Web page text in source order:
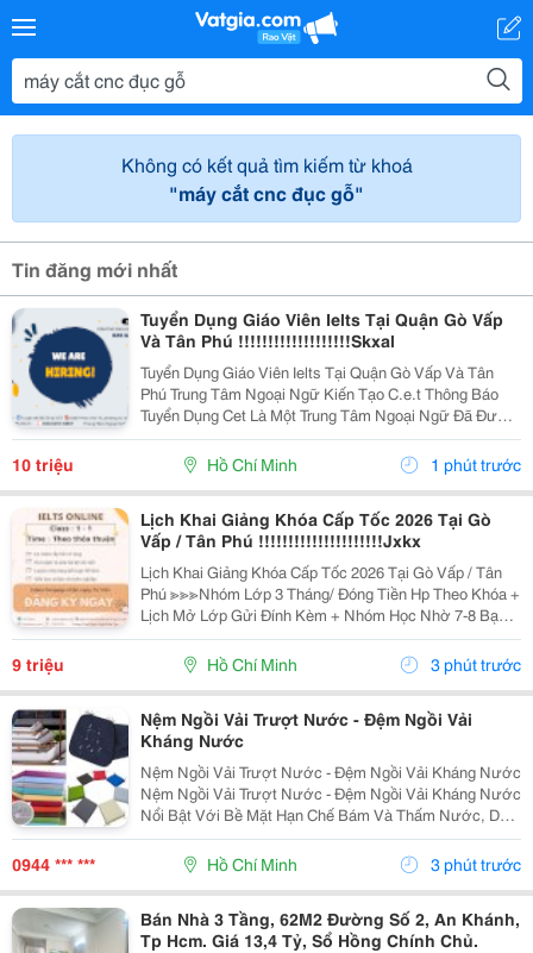
Không có kết quả tìm kiếm từ khoá
"máy cắt cnc đục gỗ"
Tin đăng mới nhất
Tuyển Dụng Giáo Viên Ielts Tại Quận Gò Vấp
Và Tân Phú !!!!!!!!!!!!!!!!!!!Skxal
Tuyển Dụng Giáo Viên Ielts Tại Quận Gò Vấp Và Tân
Phú Trung Tâm Ngoại Ngữ Kiến Tạo C.e.t Thông Báo
Tuyển Dụng Cet Là Một Trung Tâm Ngoại Ngữ Đã Được
Thành Lập 16 Năm Chuyên Về Chương Trình Anh Văn
Học Thuật Ielts &Ndash; Toefl Ibt. Trung Tâm...
10 triệu Hồ Chí Minh 1 phút trước
Lịch Khai Giảng Khóa Cấp Tốc 2026 Tại Gò
Vấp / Tân Phú !!!!!!!!!!!!!!!!!!!!!Jxkx
Lịch Khai Giảng Khóa Cấp Tốc 2026 Tại Gò Vấp / Tân
Phú ≫≫≫Nhóm Lớp 3 Tháng/ Đóng Tiền Hp Theo Khóa +
Lịch Mở Lớp Gửi Đính Kèm + Nhóm Học Nhờ 7-8 Bạn/
Lớp + Giáo Trình Ielts Có Band Điểm Lộ Trình, Sách
Nước Ngoài Bám Sát + Chia Đều 4 Kỹ...
9 triệu Hồ Chí Minh 3 phút trước
Nệm Ngồi Vải Trượt Nước - Đệm Ngồi Vải
Kháng Nước
Nệm Ngồi Vải Trượt Nước - Đệm Ngồi Vải Kháng Nước
Nệm Ngồi Vải Trượt Nước - Đệm Ngồi Vải Kháng Nước
Nổi Bật Với Bề Mặt Hạn Chế Bám Và Thấm Nước, Dễ
Lau Sạch, Kết Hợp Nhiều Lựa Chọn Ruột Nệm, Độ Dày
Và Kích Thước. Sản Phẩm Đang Có Khuyến Mãi, Ưu
0944 *** *** Hồ Chí Minh 3 phút trước
Bán Nhà 3 Tầng, 62M2 Đường Số 2, An Khánh,
Tp Hcm. Giá 13,4 Tỷ, Sổ Hồng Chính Chủ.